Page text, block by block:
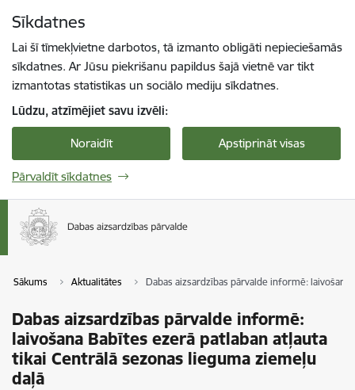
Sīkdatnes
Lai šī tīmekļvietne darbotos, tā izmanto obligāti nepieciešamās
sīkdatnes. Ar Jūsu piekrišanu papildus šajā vietnē var tikt
izmantotas statistikas un sociālo mediju sīkdatnes.
Lūdzu, atzīmējiet savu izvēli:
Noraidīt Apstiprināt visas
Pārvaldīt sīkdatnes
Sākums Aktualitātes Dabas aizsardzības pārvalde informē:
Dabas aizsardzības pārvalde informē:
laivošana Babītes ezerā patlaban atļauta
tikai Centrālā sezonas lieguma ziemeļu
daļā